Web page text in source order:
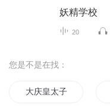
妖精学校
20
您是不是在找：
大庆皇太子